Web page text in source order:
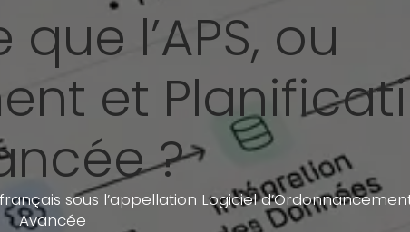
l’APS, ou
et
?
sous l’appellation Logiciel
Avancée